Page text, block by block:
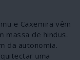
e Caxemira vêm
massa de hindus.
da autonomia.
uma